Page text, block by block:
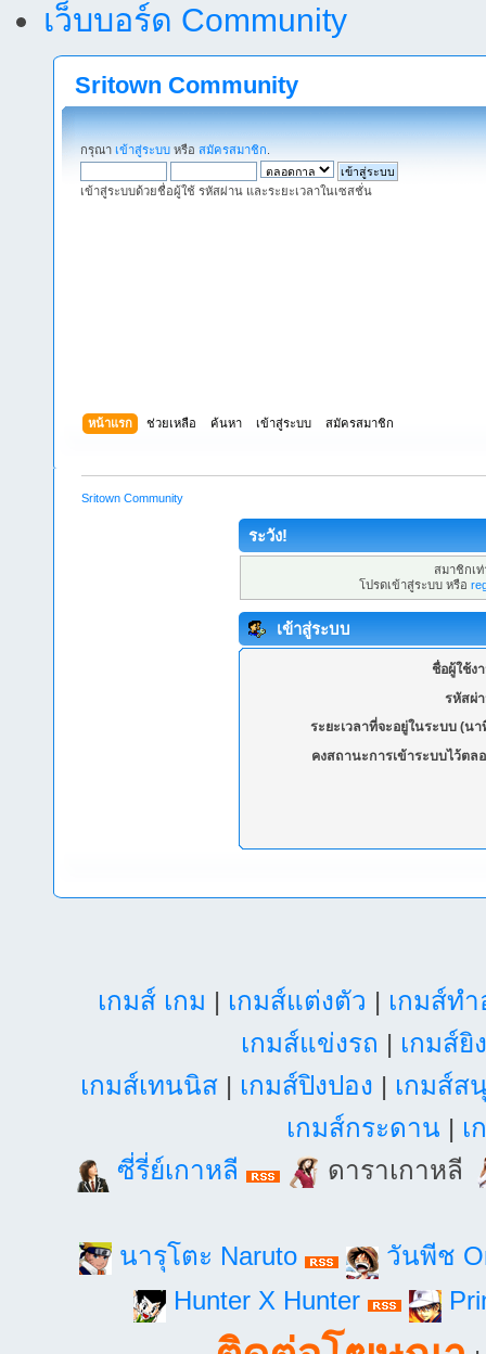
เว็บบอร์ด Community
Sritown Community
กรุณา เข้าสู่ระบบ หรือ สมัครสมาชิก
เข้าสู่ระบบด้วยชื่อผู้ใช้ รหัสผ่าน และระยะเวลาในเซสชั่น
หน้าแรก ช่วยเหลือ ค้นหา เข้าสู่ระบบ สมัครสมาชิก
Sritown Community
ระวัง!
สมาชิกเ
โปรดเข้าสู่ระบบ หรือ
เข้าสู่ระบบ
ชื่อผู้ใช้ง
รหัสผ่
ระยะเวลาที่จะอยู่ในระบบ (นา
คงสถานะการเข้าระบบไว้ตล
เกมส์ เกม | เกมส์แต่งตัว | เกมส์ท
เกมส์แข่งรถ | เกมส์ยิ
เกมส์เทนนิส| เกมส์ปิงปอง | เกมส์ส
เกมส์กระดาน | เ
ซี่รี่ย์เกาหลี
ดาราเกาหลี
นารุโตะ Naruto
วันพีช
Hunter X Hunter